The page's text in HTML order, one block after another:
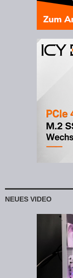
NEUES VIDEO